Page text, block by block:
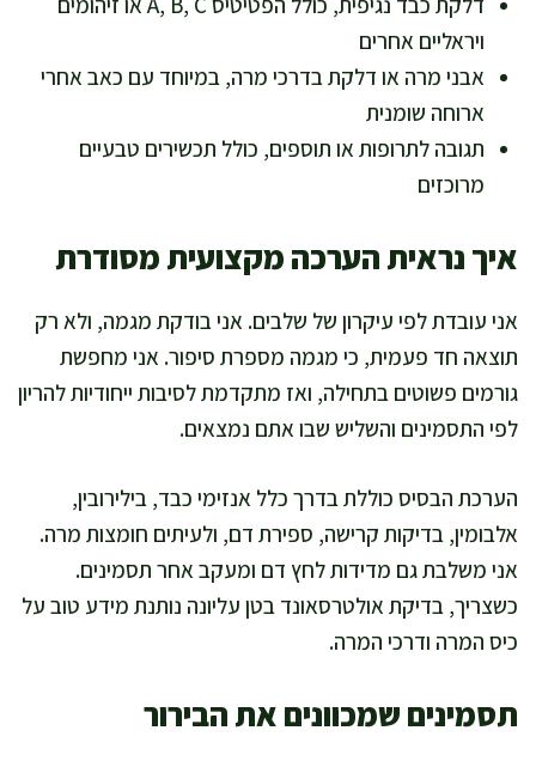
ויראליים אחרים
אבני מרה או דלקת בדרכי מרה, במיוחד עם כאב אחרי
ארוחה שומנית
תגובה לתרופות או תוספים, כולל תכשירים טבעיים
מרוכזים
איך נראית הערכה מקצועית מסודרת
אני עובדת לפי עיקרון של שלבים. אני בודקת מגמה, ולא רק
תוצאה חד פעמית, כי מגמה מספרת סיפור. אני מחפשת
גורמים פשוטים בתחילה, ואז מתקדמת לסיבות ייחודיות להריון
לפי התסמינים והשליש שבו אתם נמצאים.
הערכת הבסיס כוללת בדרך כלל אנזימי כבד, בילירובין,
אלבומין, בדיקות קרישה, ספירת דם, ולעיתים חומצות מרה.
אני משלבת גם מדידות לחץ דם ומעקב אחר תסמינים.
כשצריך, בדיקת אולטרסאונד בטן עליונה נותנת מידע טוב על
כיס המרה ודרכי המרה.
תסמינים שמכוונים את הבירור